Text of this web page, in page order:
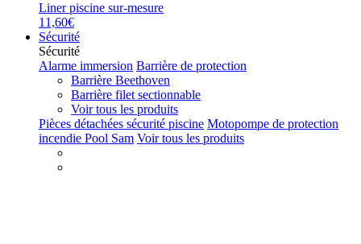
Liner piscine sur-mesure
11,60€
Sécurité
Sécurité
Alarme immersion Barrière de protection
Barrière Beethoven
Barrière filet sectionnable
Voir tous les produits
Pièces détachées sécurité piscine Motopompe de protection
incendie Pool Sam Voir tous les produits